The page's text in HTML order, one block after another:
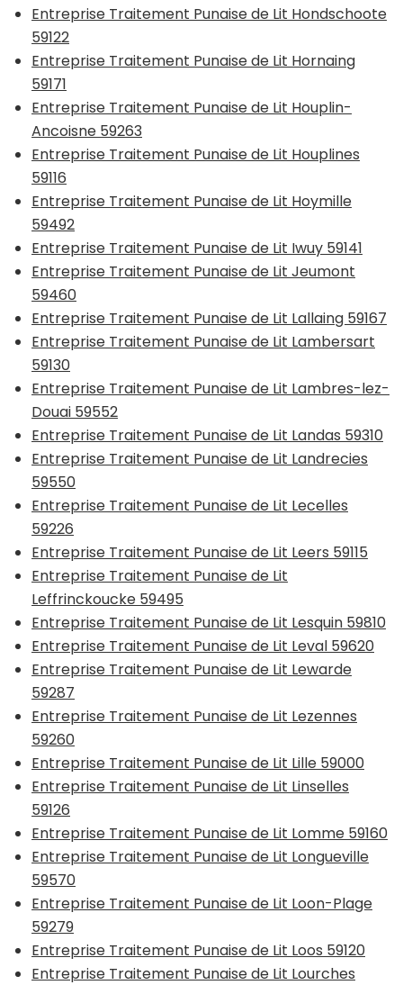
Entreprise Traitement Punaise de Lit Hondschoote
59122
Entreprise Traitement Punaise de Lit Hornaing
59171
Entreprise Traitement Punaise de Lit Houplin-
Ancoisne 59263
Entreprise Traitement Punaise de Lit Houplines
59116
Entreprise Traitement Punaise de Lit Hoymille
59492
Entreprise Traitement Punaise de Lit Iwuy 59141
Entreprise Traitement Punaise de Lit Jeumont
59460
Entreprise Traitement Punaise de Lit Lallaing 59167
Entreprise Traitement Punaise de Lit Lambersart
59130
Entreprise Traitement Punaise de Lit Lambres-lez-
Douai 59552
Entreprise Traitement Punaise de Lit Landas 59310
Entreprise Traitement Punaise de Lit Landrecies
59550
Entreprise Traitement Punaise de Lit Lecelles
59226
Entreprise Traitement Punaise de Lit Leers 59115
Entreprise Traitement Punaise de Lit
Leffrinckoucke 59495
Entreprise Traitement Punaise de Lit Lesquin 59810
Entreprise Traitement Punaise de Lit Leval 59620
Entreprise Traitement Punaise de Lit Lewarde
59287
Entreprise Traitement Punaise de Lit Lezennes
59260
Entreprise Traitement Punaise de Lit Lille 59000
Entreprise Traitement Punaise de Lit Linselles
59126
Entreprise Traitement Punaise de Lit Lomme 59160
Entreprise Traitement Punaise de Lit Longueville
59570
Entreprise Traitement Punaise de Lit Loon-Plage
59279
Entreprise Traitement Punaise de Lit Loos 59120
Entreprise Traitement Punaise de Lit Lourches